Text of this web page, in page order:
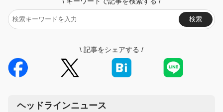
検索
\ 記事をシェアする /
ヘッドラインニュース